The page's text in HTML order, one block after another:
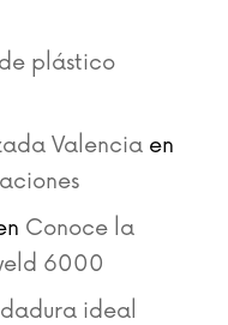
plástico
Valenciaen
Conoce la
6000
ideal